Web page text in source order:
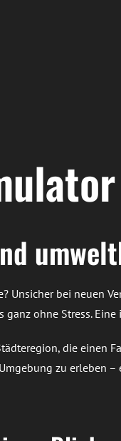
Unsicher bei neuen
ohne Stress.
die einen
zu erleben